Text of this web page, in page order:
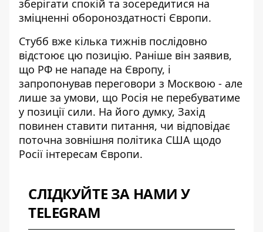
зберігати спокій та зосередитися на
зміцненні обороноздатності Європи.
Стубб вже кілька тижнів послідовно
відстоює цю позицію. Раніше він заявив,
що РФ не нападе на Європу, і
запропонував переговори з Москвою - але
лише за умови, що Росія не перебуватиме
у позиції сили. На його думку, Захід
повинен ставити питання, чи відповідає
поточна зовнішня політика США щодо
Росії інтересам Європи.
СЛІДКУЙТЕ ЗА НАМИ У
TELEGRAM